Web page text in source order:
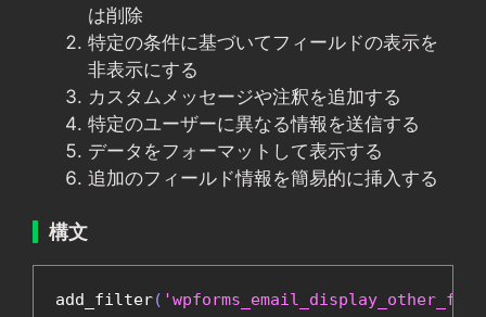
は削除
特定の条件に基づいてフィールドの表示を
非表示にする
カスタムメッセージや注釈を追加する
特定のユーザーに異なる情報を送信する
データをフォーマットして表示する
追加のフィールド情報を簡易的に挿入する
構文
add_filter(